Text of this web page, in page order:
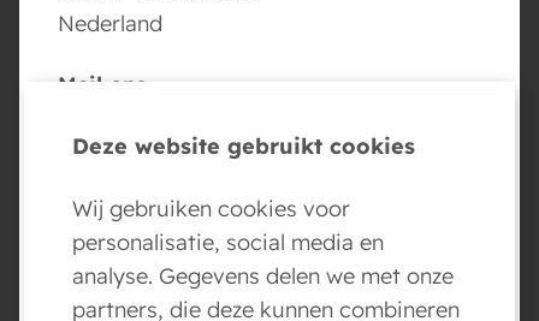
Nederland
Mail ons
Deze website gebruikt cookies
Wij gebruiken cookies voor
personalisatie, social media en
analyse. Gegevens delen we met onze
partners, die deze kunnen combineren